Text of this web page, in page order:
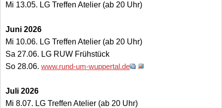
Mi 13.05. LG Treffen Atelier (ab 20 Uhr)
Juni 2026
Mi 10.06. LG Treffen Atelier (ab 20 Uhr)
Sa 27.06. LG RUW Frühstück
So 28.06. www.rund-um-wuppertal.de
Juli 2026
Mi 8.07. LG Treffen Atelier (ab 20 Uhr)